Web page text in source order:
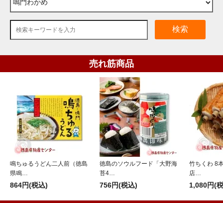
検索
売れ筋商品
鳴ちゅるうどん二人前（徳島
県鳴…
864円(税込)
徳島のソウルフード「大野海
苔4…
756円(税込)
竹ちくわ 8
店…
1,080円(